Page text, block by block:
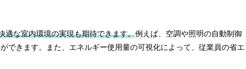
適な室内環境の実現も期待できます。例えば、空調や照明の自動制御
できます。また、エネルギー使用量の可視化によって、従業員の省エ